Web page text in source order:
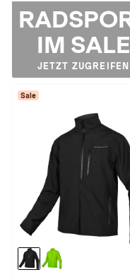
IM SALE
JETZT ZUGREIFEN
Sale